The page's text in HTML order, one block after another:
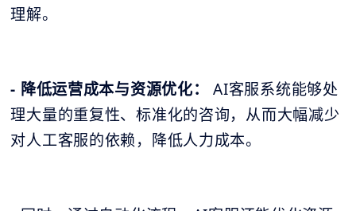
理解。
- 降低运营成本与资源优化：AI客服系统能够处
理大量的重复性、标准化的咨询，从而大幅减少
对人工客服的依赖，降低人力成本。